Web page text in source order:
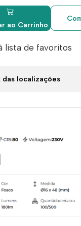
ao Carrinho
lista de favoritos
localizações